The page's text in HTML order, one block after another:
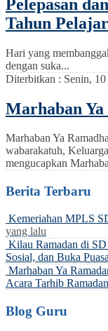
Pelepasan
Tahun
Hari yang
dengan suka...
Diterbitkan : Senin,
Marhaban Ya
Marhaban Ya
wabarakatuh,
mengucapkan
Berita Terbaru
Kemeriahan MPLS
yang lalu
Kilau Ramadan di
Sosial, dan Buka
Marhaban Ya
Acara Tarhib
Blog Guru